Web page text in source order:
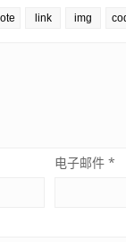
电子邮件*